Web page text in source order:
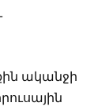
ականջի